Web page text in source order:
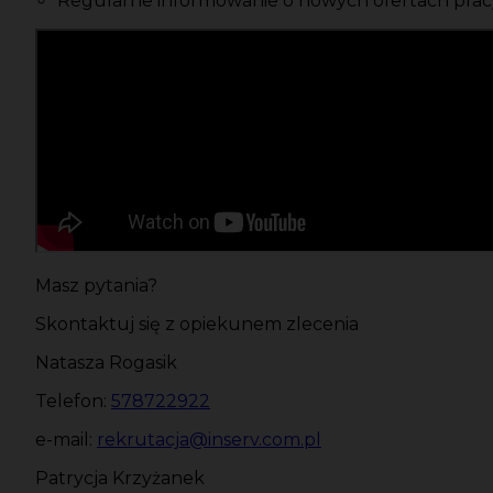
Masz pytania?
Skontaktuj się z opiekunem zlecenia
Natasza Rogasik
Telefon: 578722922
e-mail: rekrutacja@inserv.com.pl
Patrycja Krzyżanek